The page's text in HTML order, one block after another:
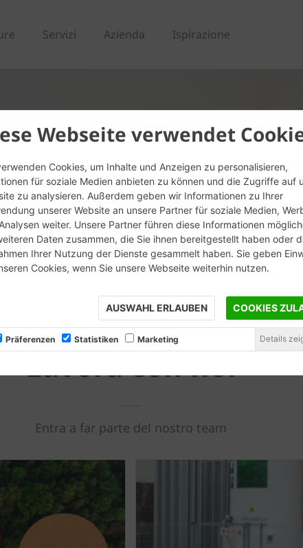
Webseite verwendet
Cookies, um Inhalte und Anzeigen zu personalisieren,
für soziale Medien anbieten zu können und die Zugriffe auf
zu analysieren. Außerdem geben wir Informationen zu Ihrer
unserer Website an unsere Partner für soziale Medien,
weiter. Unsere Partner führen diese Informationen
Daten zusammen, die Sie ihnen bereitgestellt haben oder
Ihrer Nutzung der Dienste gesammelt haben. Sie geben
Cookies, wenn Sie unsere Webseite weiterhin nutzen.
AUSWAHL ERLAUBEN COOKIES
Präferenzen Statistiken Marketing Details
Servizi Azienda Ispirazione
Lavora con noi
Entra a far parte del nostro team